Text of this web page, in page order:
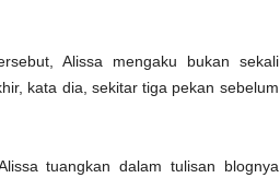
Alissa mengaku bukan sekali
kata dia, sekitar tiga pekan sebelum
tuangkan dalam tulisan blognya